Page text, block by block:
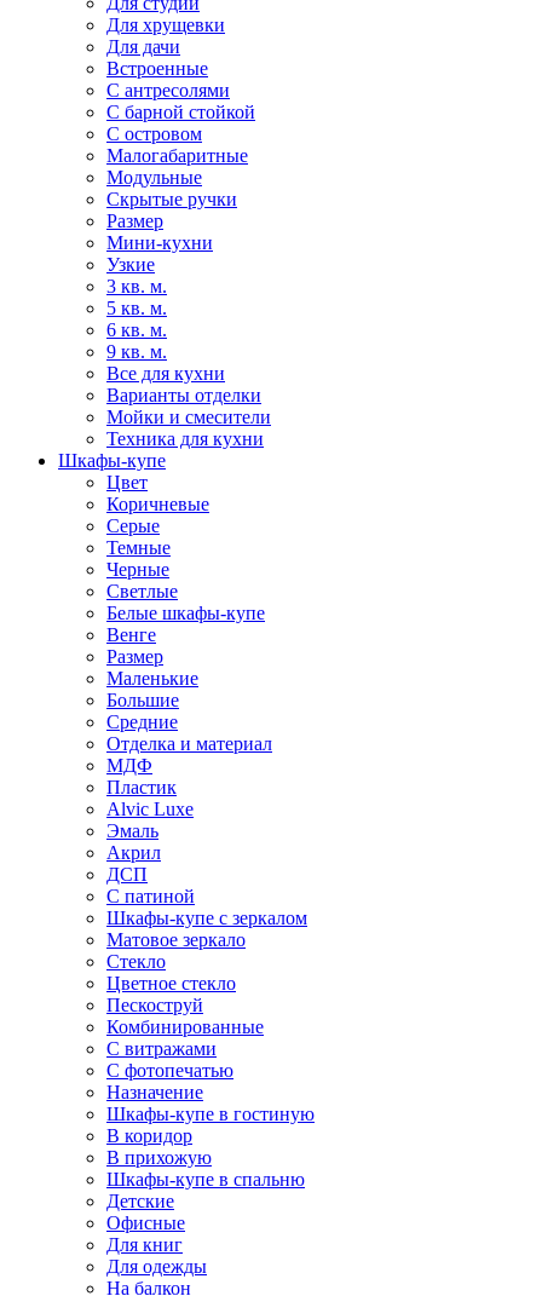
Для хрущевки
Для дачи
Встроенные
С антресолями
С барной стойкой
С островом
Малогабаритные
Модульные
Скрытые ручки
Размер
Мини-кухни
Узкие
3 кв. м.
5 кв. м.
6 кв. м.
9 кв. м.
Все для кухни
Варианты отделки
Мойки и смесители
Техника для кухни
Шкафы-купе
Цвет
Коричневые
Серые
Темные
Черные
Светлые
Белые шкафы-купе
Венге
Размер
Маленькие
Большие
Средние
Отделка и материал
МДФ
Пластик
Alvic Luxe
Эмаль
Акрил
ДСП
С патиной
Шкафы-купе с зеркалом
Матовое зеркало
Стекло
Цветное стекло
Пескоструй
Комбинированные
С витражами
С фотопечатью
Назначение
Шкафы-купе в гостиную
В коридор
В прихожую
Шкафы-купе в спальню
Детские
Офисные
Для книг
Для одежды
На балкон